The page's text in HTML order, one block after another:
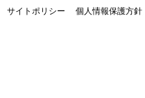
サイトポリシー
個人情報保護方針